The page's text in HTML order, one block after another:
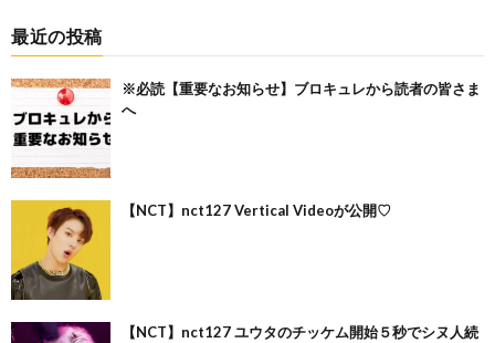
最近の投稿
※必読【重要なお知らせ】ブロキュレから読者の皆さま
へ
【NCT】nct127 Vertical Videoが公開♡
【NCT】nct127 ユウタのチッケム開始５秒でシヌ人続